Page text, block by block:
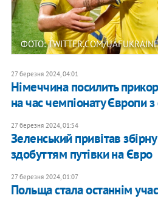
ФОТО: TWITTER.COM/UAFUKRAINE
27 березня 2024, 04:01
Німеччина посилить
на час чемпіонату Європи
27 березня 2024, 01:54
Зеленський привітав збірну
здобуттям путівки на Євро
27 березня 2024, 01:07
Польща стала останнім